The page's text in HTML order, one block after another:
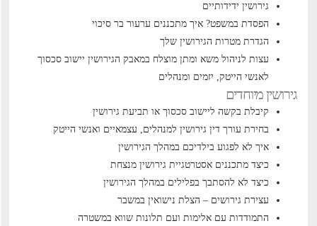
גירושין ידידותיים
הפסדת במשפט? איך מתכננים ערעור בר סיכוי
הגדרת מטרות הגירושין שלך
עצות לניהול משא ומתן מוצלח במאבק הגירושיןיישוב סכסוך
לאנשי הייטק, יזמים ומנהלים
גירושין מיוחדים
קיבלת בקשה ליישוב סכסוך או תביעת גירושין
בחירת עורך דין גירושין למנהלים, עצמאיים ואנשי הייטק
איך לא לפגוע בילדיכם במהלך הגירושין
כיצד מתכננים אסטרטגיית גירושין מנצחת
כיצד לא להסתבך בפלילים במהלך הגירושין
עצירת גירושים – הצלת נישואין במשבר
התמודדות עם אלימות ועם תלונות שווא במשטרה